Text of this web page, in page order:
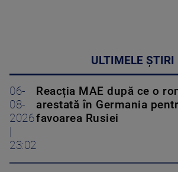
ULTIMELE ȘTIRI
06-
08-
2026
23:02
Reacția MAE după ce o
arestată în Germania
favoarea Rusiei